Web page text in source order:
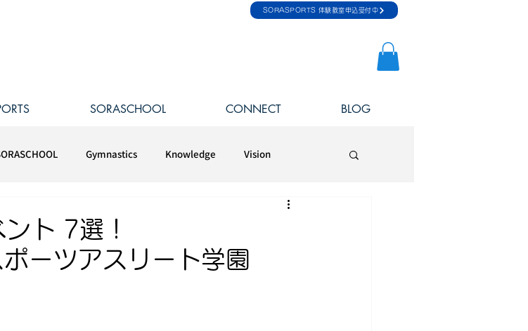
SORASPORTS 体験教室申込受付中
SORASCHOOL CONNECT BLOG
Gymnastics Knowledge Vision
ト 7選！
ーツアスリート学園